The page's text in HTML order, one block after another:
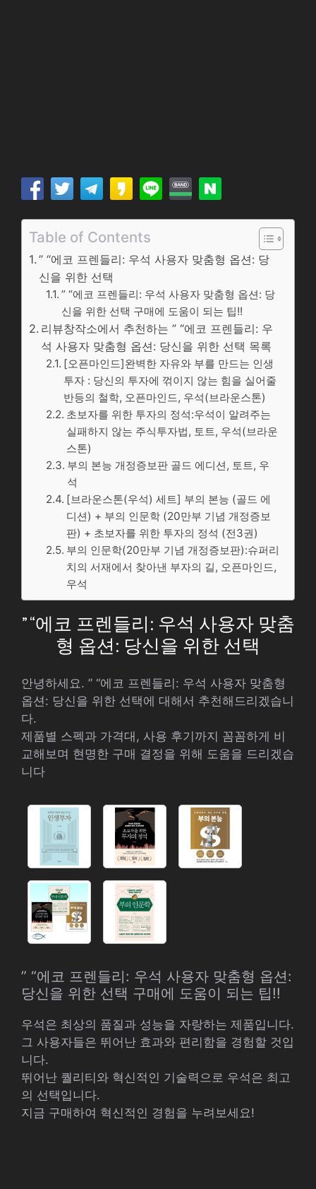
Table of Contents
” “에코 프렌들리: 우석 사용자 맞춤형 옵션: 당
신을 위한 선택
” “에코 프렌들리: 우석 사용자 맞춤형 옵션: 당
신을 위한 선택 구매에 도움이 되는 팁!!
리뷰창작소에서 추천하는 ” “에코 프렌들리: 우
석 사용자 맞춤형 옵션: 당신을 위한 선택 목록
[오픈마인드]완벽한 자유와 부를 만드는 인생
투자 : 당신의 투자에 꺾이지 않는 힘을 실어줄
반등의 철학, 오픈마인드, 우석(브라운스톤)
초보자를 위한 투자의 정석:우석이 알려주는
실패하지 않는 주식투자법, 토트, 우석(브라운
스톤)
부의 본능 개정증보판 골드 에디션, 토트, 우
석
[브라운스톤(우석) 세트] 부의 본능 (골드 에
디션) + 부의 인문학 (20만부 기념 개정증보
판) + 초보자를 위한 투자의 정석 (전3권)
부의 인문학(20만부 기념 개정증보판):슈퍼리
치의 서재에서 찾아낸 부자의 길, 오픈마인드,
우석
” “에코 프렌들리: 우석 사용자 맞춤
형 옵션: 당신을 위한 선택
안녕하세요. ” “에코 프렌들리: 우석 사용자 맞춤형
옵션: 당신을 위한 선택에 대해서 추천해드리겠습니
다.
제품별 스펙과 가격대, 사용 후기까지 꼼꼼하게 비
교해보며 현명한 구매 결정을 위해 도움을 드리겠습
니다
” “에코 프렌들리: 우석 사용자 맞춤형 옵션:
당신을 위한 선택 구매에 도움이 되는 팁!!
우석은 최상의 품질과 성능을 자랑하는 제품입니다.
그 사용자들은 뛰어난 효과와 편리함을 경험할 것입
니다.
뛰어난 퀄리티와 혁신적인 기술력으로 우석은 최고
의 선택입니다.
지금 구매하여 혁신적인 경험을 누려보세요!